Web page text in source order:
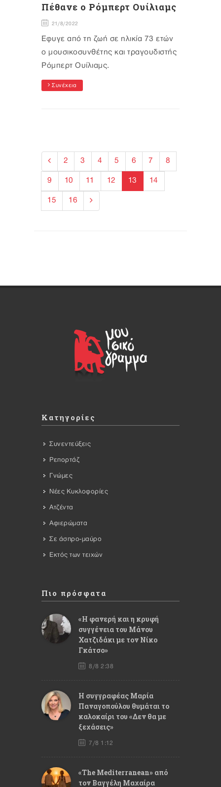
Πέθανε ο Ρόμπερτ Ουίλιαμς
21/8/2022
Έφυγε από τη ζωή σε ηλικία 73 ετών
ο μουσικοσυνθέτης και τραγουδιστής
Ρόμπερτ Ουίλιαμς.
Συνέχεια
2 3 4 5 6 7 8
9 10 11 12 13 14
15 16
Κατηγορίες
Συνεντεύξεις
Ρεπορτάζ
Γνώμες
Νέες Κυκλοφορίες
Ατζέντα
Αφιερώματα
Σε άσπρο-μαύρο
Εκτός των τειχών
Πιο πρόσφατα
«Η φανερή και η κρυφή
συγγένεια του Μάνου
Χατζιδάκι με τον Νίκο
Γκάτσο»
8/8 2:38
Η συγγραφέας Μαρία
Παναγοπούλου θυμάται το
καλοκαίρι του «Δεν θα με
ξεχάσεις»
7/8 1:12
«The Mediterranean» από
τον Βαγγέλη Μαχαίρα